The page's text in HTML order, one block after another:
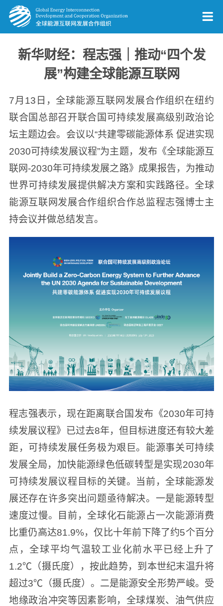
新华财经：程志强｜推动“四个发
展”构建全球能源互联网
7月13日，全球能源互联网发展合作组织在纽约
联合国总部召开联合国可持续发展高级别政治论
坛主题边会。会议以“共建零碳能源体系 促进实现
2030可持续发展议程”为主题，发布《全球能源互
联网-2030年可持续发展之路》成果报告，为推动
世界可持续发展提供解决方案和实践路径。全球
能源互联网发展合作组织合作总监程志强博士主
持会议并做总结发言。
程志强表示，现在距离联合国发布《2030年可持
续发展议程》已过去8年，但目标进度还有较大差
距，可持续发展任务极为艰巨。能源事关可持续
发展全局，加快能源绿色低碳转型是实现2030年
可持续发展议程目标的关键。当前，全球能源发
展还存在许多突出问题亟待解决。一是能源转型
速度过慢。目前，全球化石能源占一次能源消费
比重仍高达81.9%，仅比十年前下降了约5个百分
点，全球平均气温较工业化前水平已经上升了
1.2℃（摄氏度），按此趋势，到本世纪末温升将
超过3℃（摄氏度）。二是能源安全形势严峻。受
地缘政治冲突等因素影响，全球煤炭、油气供应